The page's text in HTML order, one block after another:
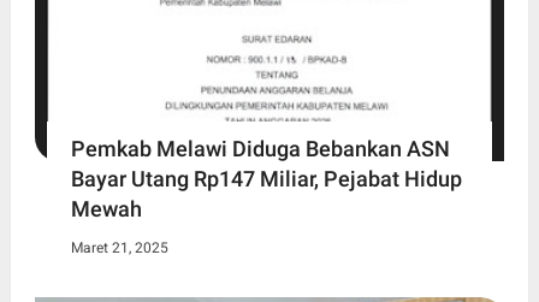
Pemkab Melawi Diduga Bebankan ASN
Bayar Utang Rp147 Miliar, Pejabat Hidup
Mewah
Maret 21, 2025